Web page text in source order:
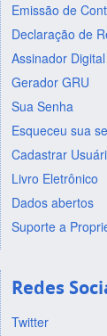
Emissão de
Declaração de
Assinador Digital
Gerador GRU
Sua Senha
Esqueceu sua
Cadastrar
Livro Eletrônico
Dados abertos
Suporte a
Redes
Twitter